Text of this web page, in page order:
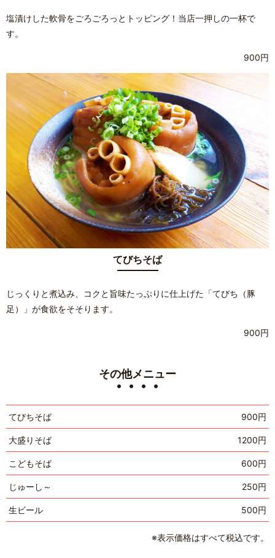
塩漬けした軟骨をごろごろっとトッピング！当店一押しの一杯で
す。
900円
てびちそば
じっくりと煮込み、コクと旨味たっぷりに仕上げた「てびち（豚
足）」が食欲をそそります。
900円
その他メニュー
てびちそば 900円
大盛りそば 1200円
こどもそば 600円
じゅーし～ 250円
生ビール 500円
※表示価格はすべて税込です。